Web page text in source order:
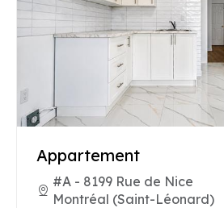
Appartement
#A - 8199 Rue de Nice
Montréal (Saint-Léonard)